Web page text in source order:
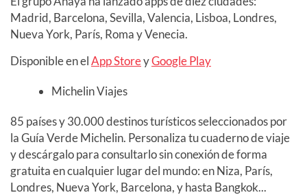
Madrid, Barcelona, Sevilla, Valencia, Lisboa, Londres,
Nueva York, París, Roma y Venecia.
Disponible en elApp StoreyGoogle Play
Michelin Viajes
85 países y 30.000 destinos turísticos seleccionados por
la Guía Verde Michelin. Personaliza tu cuaderno de viaje
y descárgalo para consultarlo sin conexión de forma
gratuita en cualquier lugar del mundo: en Niza, París,
Londres, Nueva York, Barcelona, y hasta Bangkok...